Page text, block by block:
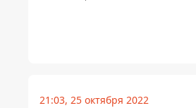
21:03, 25 октября 2022